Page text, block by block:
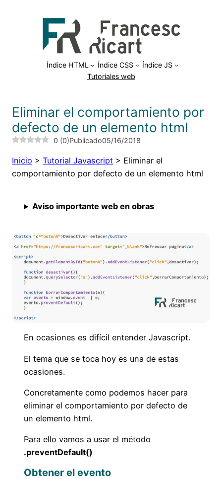
Índice HTML Índice CSS
Índice JS
Tutoriales web
Eliminar el comportamiento por
defecto de un elemento html
0 (0)Publicado05/16/2018
Inicio > Tutorial Javascript > Eliminar el
comportamiento por defecto de un elemento html
Aviso importante web en obras
En ocasiones es difícil entender Javascript.
El tema que se toca hoy es una de estas
ocasiones.
Concretamente como podemos hacer para
eliminar el comportamiento por defecto de
un elemento html.
Para ello vamos a usar el método
.preventDefault()
Obtener el evento